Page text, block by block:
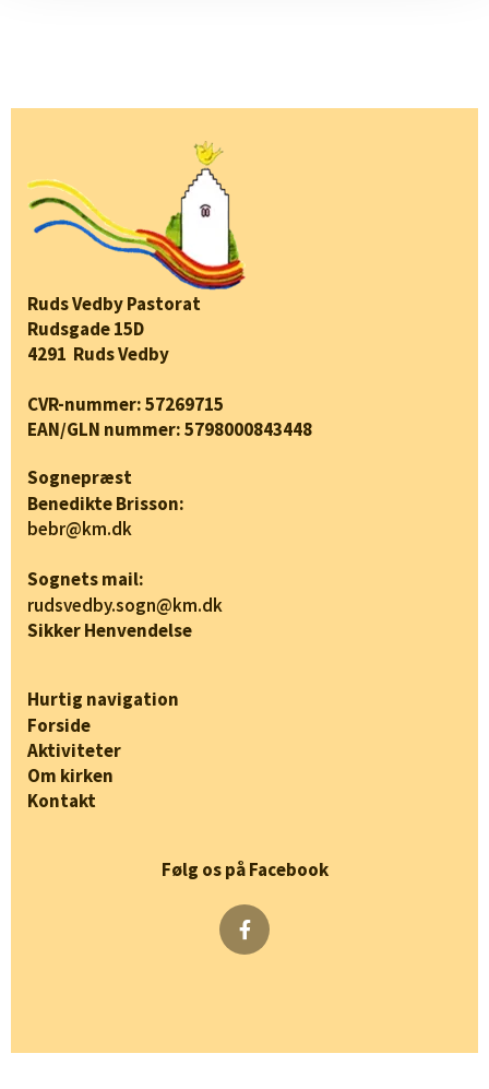
Ruds Vedby Pastorat
Rudsgade 15D
4291 Ruds Vedby
CVR-nummer: 57269715
EAN/GLN nummer: 5798000843448
Sognepræst
Benedikte Brisson:
bebr@km.dk
Sognets mail:
rudsvedby.sogn@km.dk
Sikker Henvendelse
Hurtig navigation
Forside
Aktiviteter
Om kirken
Kontakt
Følg os på Facebook